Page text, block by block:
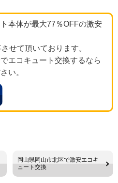
本体が最大77％OFFの激安
せて頂いております。
エコキュート交換するなら
い。
岡山県岡山市北区で激安エコキ
ュート交換